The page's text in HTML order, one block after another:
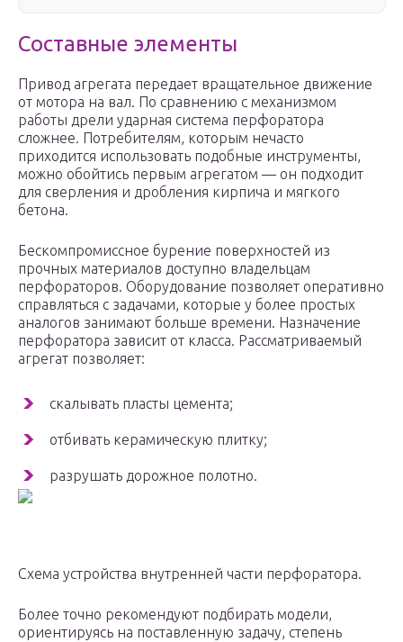
Составные элементы
Привод агрегата передает вращательное движение
от мотора на вал. По сравнению с механизмом
работы дрели ударная система перфоратора
сложнее. Потребителям, которым нечасто
приходится использовать подобные инструменты,
можно обойтись первым агрегатом — он подходит
для сверления и дробления кирпича и мягкого
бетона.
Бескомпромиссное бурение поверхностей из
прочных материалов доступно владельцам
перфораторов. Оборудование позволяет оперативно
справляться с задачами, которые у более простых
аналогов занимают больше времени. Назначение
перфоратора зависит от класса. Рассматриваемый
агрегат позволяет:
скалывать пласты цемента;
отбивать керамическую плитку;
разрушать дорожное полотно.
Схема устройства внутренней части перфоратора.
Более точно рекомендуют подбирать модели,
ориентируясь на поставленную задачу, степень